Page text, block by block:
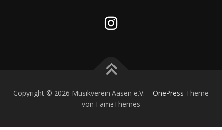
Copyright © 2026 Musikverein Aasen e.V. – OnePress Theme
von FameThemes